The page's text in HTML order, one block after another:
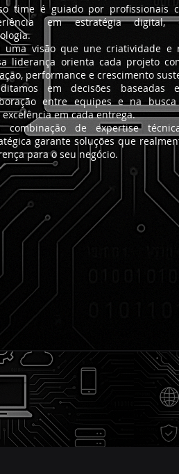
time é guiado por profissionais
em estratégia digital,
uma visão que une criatividade e
liderança orienta cada projeto
performance e crescimento
em decisões baseadas
entre equipes e na busca
em cada entrega.
combinação de expertise
garante soluções que
para o seu negócio.